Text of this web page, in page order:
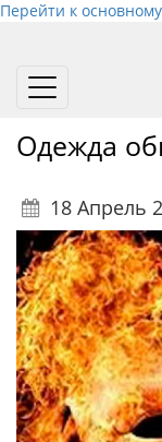
Перейти к
Toggle
Одежда
18 Апрель